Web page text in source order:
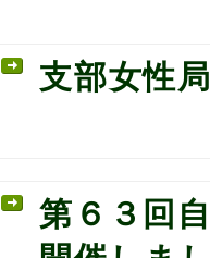
支部女性
第６３回